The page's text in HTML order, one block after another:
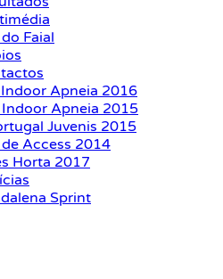
Faial
Apneia 2016
Apneia 2015
Juvenis 2015
Access 2014
Horta 2017
Sprint